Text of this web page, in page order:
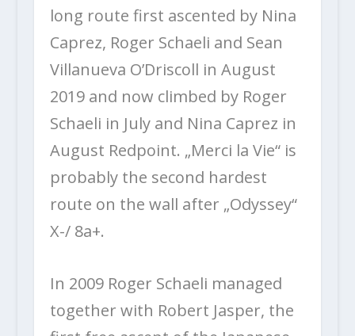
long route first ascented by Nina
Caprez, Roger Schaeli and Sean
Villanueva O’Driscoll in August
2019 and now climbed by Roger
Schaeli in July and Nina Caprez in
August Redpoint. „Merci la Vie“ is
probably the second hardest
route on the wall after „Odyssey“
X-/ 8a+.
In 2009 Roger Schaeli managed
together with Robert Jasper, the